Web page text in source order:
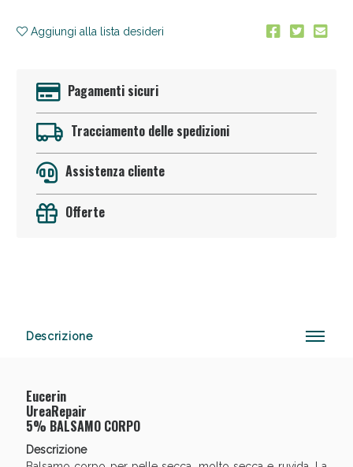
Aggiungi alla lista desideri
Pagamenti sicuri
Tracciamento delle spedizioni
Assistenza cliente
Offerte
Descrizione
Eucerin
UreaRepair
5% BALSAMO CORPO
Descrizione
Scopri le offerte di Oggi